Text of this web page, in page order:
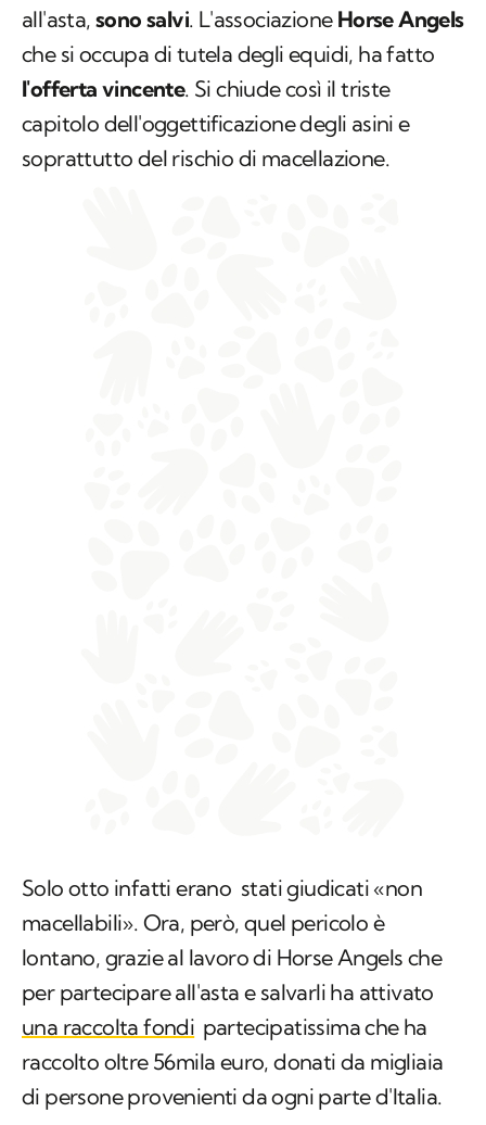
all'asta,sono salvi. L'associazione Horse Angels
che si occupa di tutela degli equidi, ha fatto
l'offerta vincente. Si chiude così il triste
capitolo dell'oggettificazione degli asini e
soprattutto del rischio di macellazione.
Solo otto infatti erano stati giudicati «non
macellabili». Ora, però, quel pericolo è
lontano, grazie al lavoro di Horse Angels che
per partecipare all'asta e salvarli ha attivato
una raccolta fondi partecipatissima che ha
raccolto oltre 56mila euro, donati da migliaia
di persone provenienti da ogni parte d'Italia.